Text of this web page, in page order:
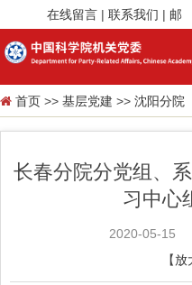
在线留言 | 联系我们 | 邮
首页 >> 基层党建 >> 沈阳分院
长春分院分党组、
习中心
2020-05-15
【放